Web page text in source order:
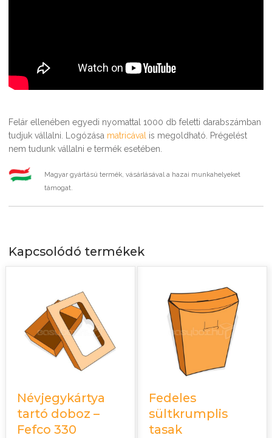
Felár ellenében egyedi nyomattal 1000 db feletti darabszámban
tudjuk vállalni. Logózása matricával
is megoldható. Prégelést
nem tudunk vállalni e termék esetében.
Magyar gyártású termék, vásárlásával a hazai munkahelyeket
támogat.
Kapcsolódó termékek
Névjegykártya
tartó doboz –
Fefco 330
Fedeles
sültkrumplis
tasak